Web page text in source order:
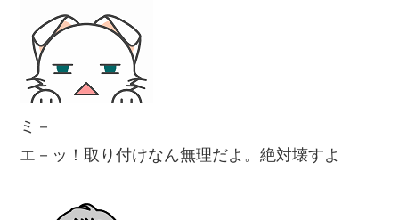
ミ－
エ－ッ！取り付けなん無理だよ。絶対壊すよ